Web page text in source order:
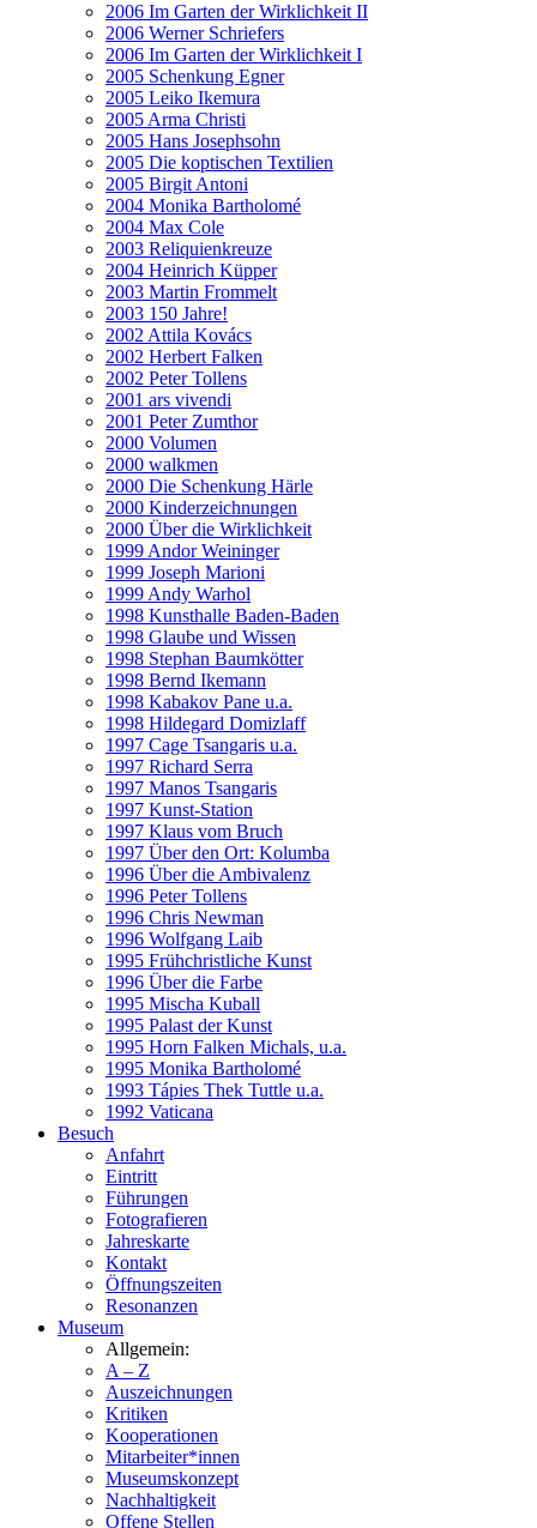
2006 Im Garten der Wirklichkeit II
2006 Werner Schriefers
2006 Im Garten der Wirklichkeit I
2005 Schenkung Egner
2005 Leiko Ikemura
2005 Arma Christi
2005 Hans Josephsohn
2005 Die koptischen Textilien
2005 Birgit Antoni
2004 Monika Bartholomé
2004 Max Cole
2003 Reliquienkreuze
2004 Heinrich Küpper
2003 Martin Frommelt
2003 150 Jahre!
2002 Attila Kovács
2002 Herbert Falken
2002 Peter Tollens
2001 ars vivendi
2001 Peter Zumthor
2000 Volumen
2000 walkmen
2000 Die Schenkung Härle
2000 Kinderzeichnungen
2000 Über die Wirklichkeit
1999 Andor Weininger
1999 Joseph Marioni
1999 Andy Warhol
1998 Kunsthalle Baden-Baden
1998 Glaube und Wissen
1998 Stephan Baumkötter
1998 Bernd Ikemann
1998 Kabakov Pane u.a.
1998 Hildegard Domizlaff
1997 Cage Tsangaris u.a.
1997 Richard Serra
1997 Manos Tsangaris
1997 Kunst-Station
1997 Klaus vom Bruch
1997 Über den Ort: Kolumba
1996 Über die Ambivalenz
1996 Peter Tollens
1996 Chris Newman
1996 Wolfgang Laib
1995 Frühchristliche Kunst
1996 Über die Farbe
1995 Mischa Kuball
1995 Palast der Kunst
1995 Horn Falken Michals, u.a.
1995 Monika Bartholomé
1993 Tápies Thek Tuttle u.a.
1992 Vaticana
Besuch
Anfahrt
Eintritt
Führungen
Fotografieren
Jahreskarte
Kontakt
Öffnungszeiten
Resonanzen
Museum
Allgemein:
A – Z
Auszeichnungen
Kritiken
Kooperationen
Mitarbeiter*innen
Museumskonzept
Nachhaltigkeit
Offene Stellen